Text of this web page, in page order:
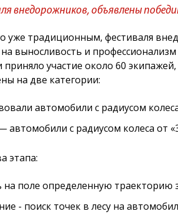
внедорожников, объявлены
уже традиционным, фестиваля
выносливость и
участие около 60
на две категории:
автомобили с радиусом
с радиусом колеса от
этапа:
на поле определенную траекторию
- поиск точек в лесу на